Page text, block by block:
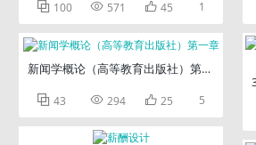
 100  571  45 1
新闻学概论（高等教育出版社）第一章
 43  294  25 5